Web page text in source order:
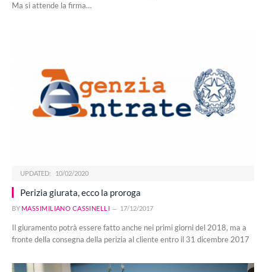
Ma si attende la firma…
UPDATED: 10/02/2020
Perizia giurata, ecco la proroga
BY MASSIMILIANO CASSINELLI 17/12/2017
Il giuramento potrà essere fatto anche nei primi giorni del 2018, ma a
fronte della consegna della perizia al cliente entro il 31 dicembre 2017